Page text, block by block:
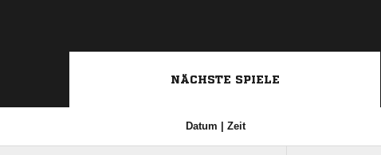
NÄCHSTE SPIELE
Datum | Zeit